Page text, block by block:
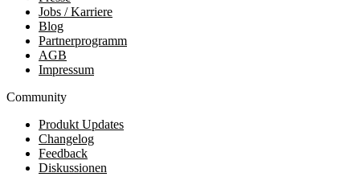
Jobs / Karriere
Blog
Partnerprogramm
AGB
Impressum
Community
Produkt Updates
Changelog
Feedback
Diskussionen